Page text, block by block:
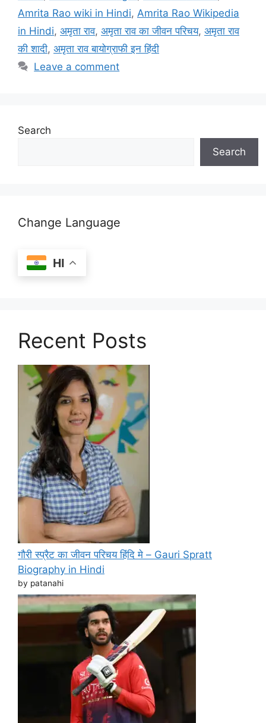
Amrita Rao wiki in Hindi, Amrita Rao Wikipedia
in Hindi, अमृता राव, अमृता राव का जीवन परिचय, अमृता राव
की शादी, अमृता राव बायोग्राफी इन हिंदी
Leave a comment
Search
Search
Change Language
HI
Recent Posts
गौरी स्प्रैट का जीवन परिचय हिंदि मे – Gauri Spratt
Biography in Hindi
by patanahi